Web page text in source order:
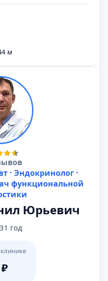
м
· Эндокринолог ·
функциональной
Юрьевич
год
₽